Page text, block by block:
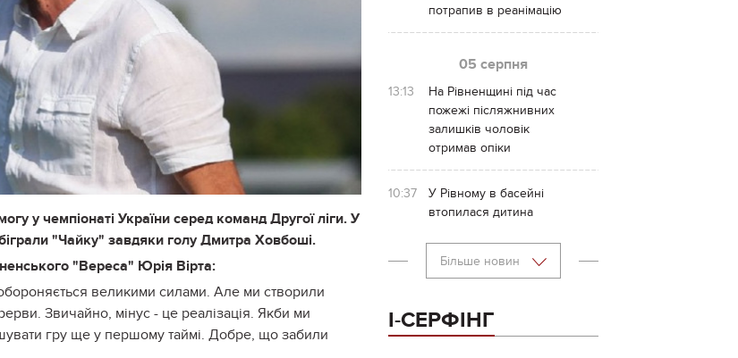
у чемпіонаті України серед команд Другої ліги. У
"Чайку" завдяки голу Дмитра Ховбоші.
"Вереса" Юрія Вірта:
великими силами. Але ми створили
Звичайно, мінус - це реалізація. Якби ми
гру ще у першому таймі. Добре, що забили
потрапив в реанімацію
05 серпня
13:13
На Рівненщині під час
пожежі післяжнивних
залишків чоловік
отримав опіки
10:37
У Рівному в басейні
втопилася дитина
Більше новин
І-СЕРФІНГ